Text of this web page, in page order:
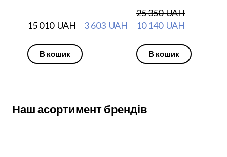
15 010  UAH 3 603  UAH
В кошик
25 350  UAH
10 140  UAH
В кошик
Наш асортимент брендів